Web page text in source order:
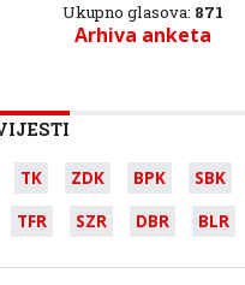
Ukupno glasova: 871
Arhiva anketa
TK ZDK BPK SBK
TFR SZR DBR BLR